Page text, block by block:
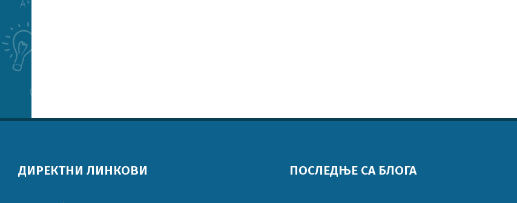
ДИРЕКТНИ ЛИНКОВИ ПОСЛЕДЊЕ СА БЛОГА